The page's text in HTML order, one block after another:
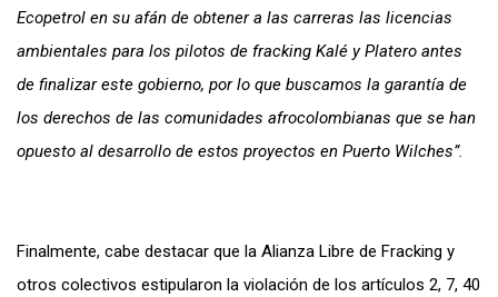
Ecopetrol en su afán de obtener a las carreras las licencias
ambientales para los pilotos de fracking Kalé y Platero antes
de finalizar este gobierno, por lo que buscamos la garantía de
los derechos de las comunidades afrocolombianas que se han
opuesto al desarrollo de estos proyectos en Puerto Wilches”.
Finalmente, cabe destacar que la Alianza Libre de Fracking y
otros colectivos estipularon la violación de los artículos 2, 7, 40